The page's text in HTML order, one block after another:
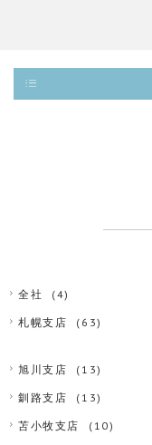
全社 (4)
札幌支店 (63)
旭川支店 (13)
釧路支店 (13)
苫小牧支店 (10)